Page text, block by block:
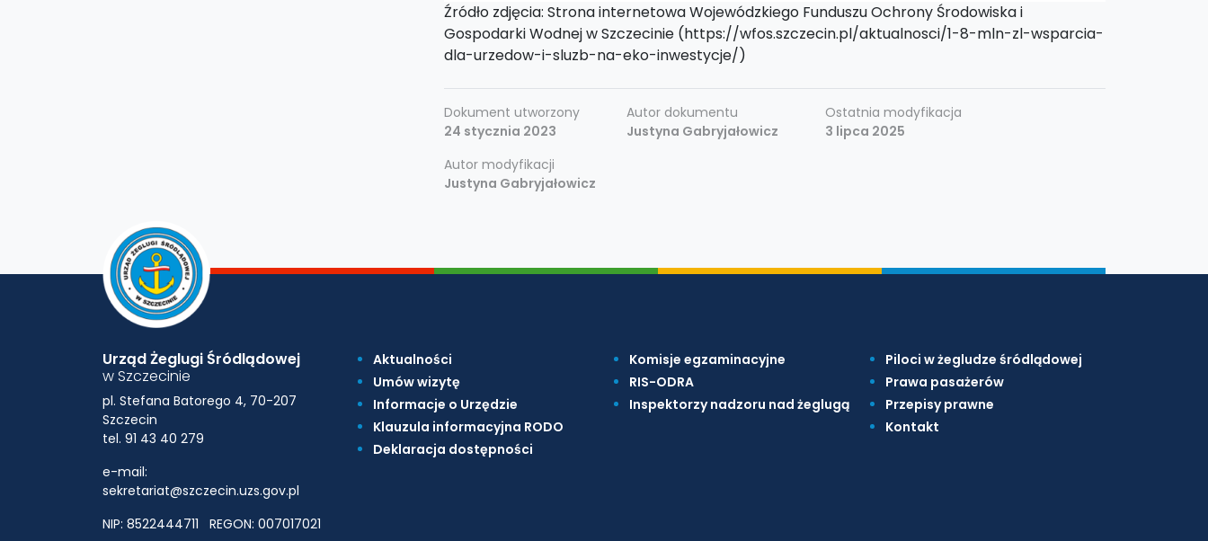
Źródło zdjęcia: Strona internetowa Wojewódzkiego Funduszu Ochrony Środowiska i
Gospodarki Wodnej w Szczecinie (https://wfos.szczecin.pl/aktualnosci/1-8-mln-zl-wsparcia-
dla-urzedow-i-sluzb-na-eko-inwestycje/)
Dokument utworzony
24 stycznia 2023
Autor dokumentu
Justyna Gabryjałowicz
Ostatnia modyfikacja
3 lipca 2025
Autor modyfikacji
Justyna Gabryjałowicz
Urząd Żeglugi Śródlądowej
w Szczecinie
pl. Stefana Batorego 4, 70-207
Szczecin
tel. 91 43 40 279
e-mail:
sekretariat@szczecin.uzs.gov.pl
NIP: 8522444711
REGON: 007017021
Aktualności
Umów wizytę
Informacje o Urzędzie
Klauzula informacyjna RODO
Deklaracja dostępności
Komisje egzaminacyjne
RIS-ODRA
Inspektorzy nadzoru nad żeglugą
Piloci w żegludze śródlądowej
Prawa pasażerów
Przepisy prawne
Kontakt